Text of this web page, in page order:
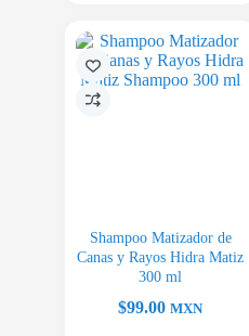
Shampoo Matizador de
Canas y Rayos Hidra Matiz
300 ml
$99.00 MXN